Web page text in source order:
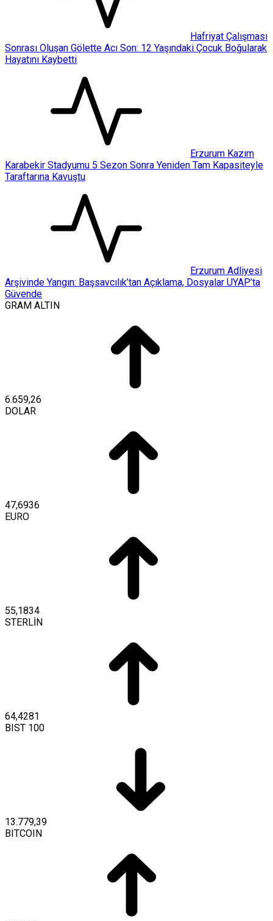
Hafriyat Çalışması
Sonrası Oluşan Gölette Acı Son: 12 Yaşındaki Çocuk Boğularak
Hayatını Kaybetti
Erzurum Kazım
Karabekir Stadyumu 5 Sezon Sonra Yeniden Tam Kapasiteyle
Taraftarına Kavuştu
Erzurum Adliyesi
Arşivinde Yangın: Başsavcılık’tan Açıklama, Dosyalar UYAP’ta
Güvende
GRAM ALTIN
6.659,26
DOLAR
47,6936
EURO
55,1834
STERLİN
64,4281
BIST 100
13.779,39
BITCOIN